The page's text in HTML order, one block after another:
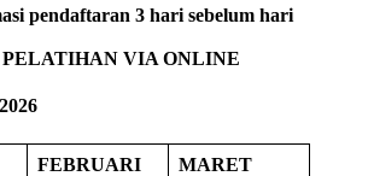
pendaftaran 3 hari sebelum hari
VIA ONLINE
FEBRUARI MARET